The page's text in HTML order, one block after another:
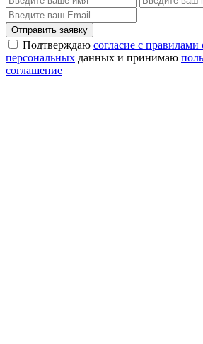
Отправить заявку
Подтверждаю согласие с правилами
персональных данных и принимаю
соглашение